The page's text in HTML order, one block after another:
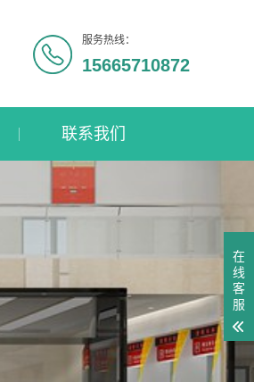
服务热线：
15665710872
联系我们
在
线
客
服